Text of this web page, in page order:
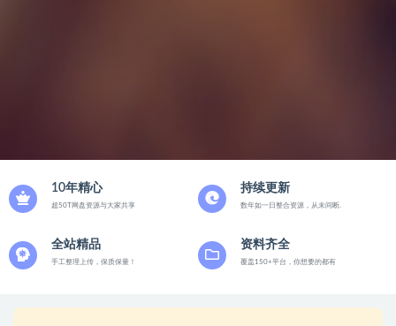
10年精心
超50T网盘资源与大家共享
持续更新
数年如一日整合资源，从未间断.
全站精品
手工整理上传，保质保量！
资料齐全
覆盖150+平台，你想要的都有